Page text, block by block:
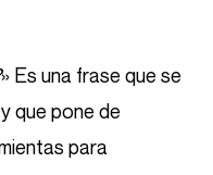
» Es una frase que se
que pone de
para